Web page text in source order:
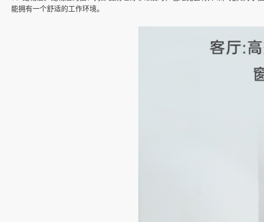
能拥有一个舒适的工作环境。